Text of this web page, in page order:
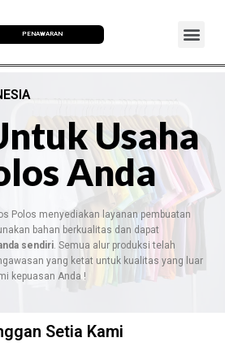
PENAWARAN
Usaha
Anda
Polos menyediakan layanan pembuatan
bahan berkualitas dan dapat
sendiri . Semua alur produksi telah
yang ketat untuk kualitas yang luar
kepuasan Anda !
Setia Kami